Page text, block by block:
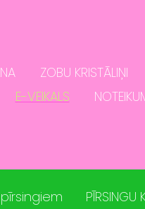
ZOBU KRISTĀLIŅI
E-VEIKALS
pīrsingiem PĪRSINGU